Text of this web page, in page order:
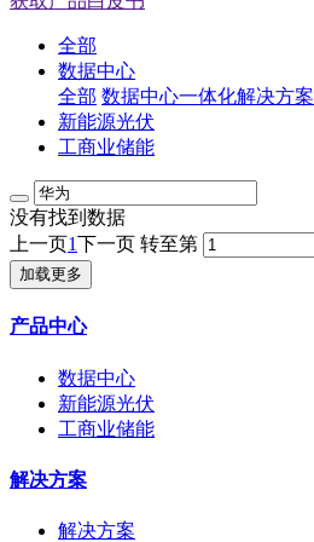
全部
数据中心
全部 数据中心一体化解决方案
新能源光伏
工商业储能
没有找到数据
上一页1下一页 转至第
加载更多
产品中心
数据中心
新能源光伏
工商业储能
解决方案
解决方案